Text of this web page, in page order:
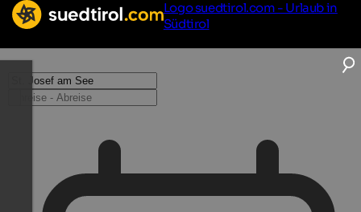
Logo suedtirol.com - Urlaub in
Südtirol